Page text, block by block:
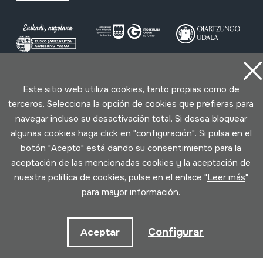
Condiciones de uso
Política de privacidad
Política de cookies
Desarrollado por Lotura
Este sitio web utiliza cookies, tanto propias como de
terceros. Selecciona la opción de cookies que prefieras para
navegar incluso su desactivación total. Si desea bloquear
algunas cookies haga click en "configuración". Si pulsa en el
botón "Acepto" está dando su consentimiento para la
aceptación de las mencionadas cookies y la aceptación de
nuestra política de cookies, pulse en el enlace "Leer más"
para mayor información.
Aceptar Configurar